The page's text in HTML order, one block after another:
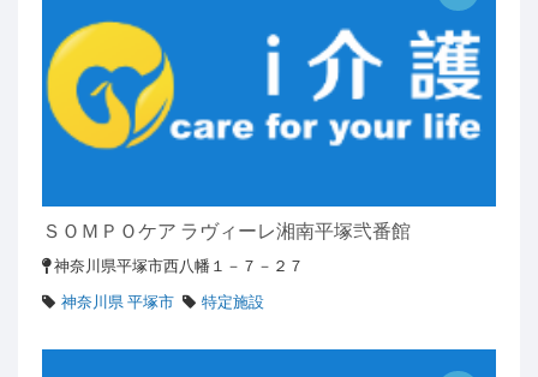
ＳＯＭＰＯケア ラヴィーレ湘南平塚弐番館
神奈川県平塚市西八幡１－７－２７
神奈川県 平塚市
特定施設